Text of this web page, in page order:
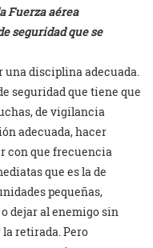
Fuerza aérea
seguridad que se
disciplina adecuada.
seguridad que tiene que
de vigilancia
adecuada, hacer
con que frecuencia
que es la de
pequeñas,
dejar al enemigo sin
retirada. Pero